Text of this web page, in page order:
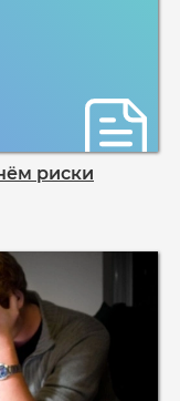
риски